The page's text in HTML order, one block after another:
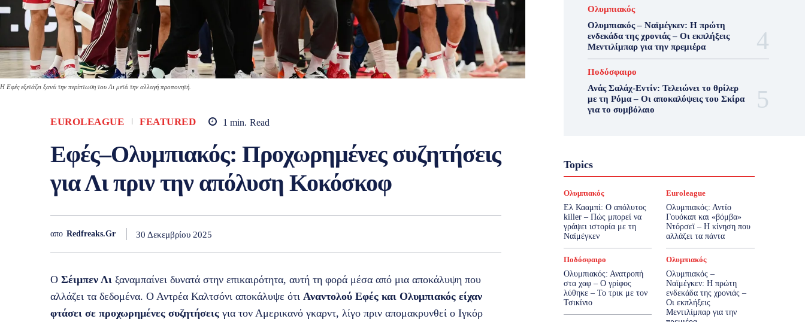
Η Εφές εξετάζει ξανά την περίπτωση του Λι μετά την αλλαγή προπονητή.
EUROLEAGUE FEATURED 1 min. Read
Εφές–Ολυμπιακός: Προχωρημένες συζητήσεις
για Λι πριν την απόλυση Κοκόσκοφ
απο Redfreaks.gr 30 Δεκεμβρίου 2025
Ο Σέιμπεν Λι ξαναμπαίνει δυνατά στην επικαιρότητα, αυτή τη φορά μέσα από μια αποκάλυψη που
αλλάζει τα δεδομένα. Ο Αντρέα Καλτσόνι αποκάλυψε ότι Αναντολού Εφές και Ολυμπιακός είχαν
φτάσει σε προχωρημένες συζητήσεις για τον Αμερικανό γκαρντ, λίγο πριν απομακρυνθεί ο Ιγκόρ
Ολυμπιακός
Ολυμπιακός – Ναϊμέγκεν: Η πρώτη
ενδεκάδα της χρονιάς – Οι εκπλήξεις
Μεντιλίμπαρ για την πρεμιέρα
Ποδόσφαιρο
Ανάς Σαλάχ-Εντίν: Τελειώνει το θρίλερ
με τη Ρόμα – Οι αποκαλύψεις του Σκίρα
για το συμβόλαιο
Topics
Ολυμπιακός
Ελ Κααμπί: Ο απόλυτος
killer – Πώς μπορεί να
γράψει ιστορία με τη
Ναϊμέγκεν
Euroleague
Ολυμπιακός: Αντίο
Γουόκαπ και «βόμβα»
Ντόρσεϊ – Η κίνηση που
αλλάζει τα πάντα
Ποδόσφαιρο
Ολυμπιακός: Ανατροπή
στα χαφ – Ο γρίφος
λύθηκε – Το τρικ με τον
Τσικίνιο
Ολυμπιακός
Ολυμπιακός –
Ναϊμέγκεν: Η πρώτη
ενδεκάδα της χρονιάς –
Οι εκπλήξεις
Μεντιλίμπαρ για την